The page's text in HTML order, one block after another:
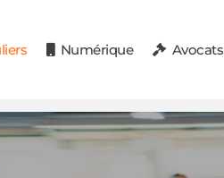
Numérique Avocats